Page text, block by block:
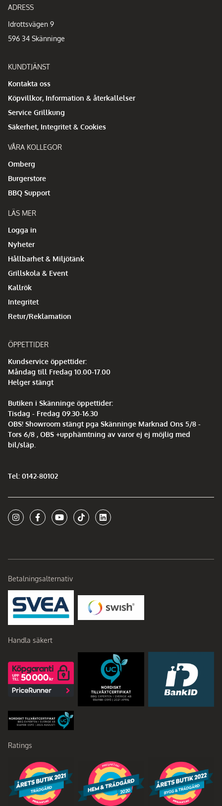
ADRESS
Idrottsvägen 9
596 34 Skänninge
KUNDTJÄNST
Kontakta oss
Köpvillkor, Information & återkallelser
Service Grillkung
Säkerhet, Integritet & Cookies
VÅRA KOLLEGOR
Omberg
Burgerstore
BBQ Support
LÄS MER
Logga in
Nyheter
Hållbarhet & Miljötänk
Grillskola & Event
Kallrök
Integritet
Retur/Reklamation
ÖPPETTIDER
Kundservice öppettider:
Måndag till Fredag 10.00-17.00
Helger stängt
Butiken i Skänninge öppettider:
Tisdag - Fredag 09.30-16.30
OBS! Showroom stängt pga Skänninge Marknad Ons 5/8 -
Tors 6/8 , OBS +upphämtning av varor ej ej möjlig med
bil/släp.
Tel: 0142-80102
Betalningsalternativ
Handla säkert
Ratings